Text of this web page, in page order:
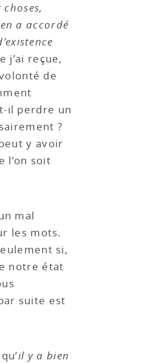
a accordé
j’ai reçue,
de
il perdre un
?
y avoir
l’on soit
mal
les mots.
si,
notre état
suite est
il y a bien